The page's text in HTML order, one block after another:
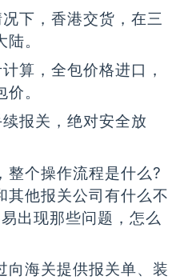
下，香港交货，在三
。
算，全包价格进口，
。
报关，绝对安全放
整个操作流程是什么?
其他报关公司有什么不
出现那些问题，怎么
向海关提供报关单、装